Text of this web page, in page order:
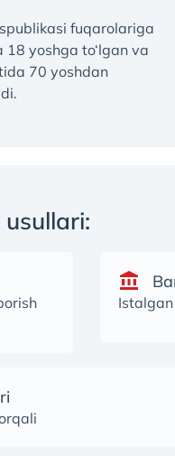
fuqarolariga
yoshga to‘lgan va
70 yoshdan